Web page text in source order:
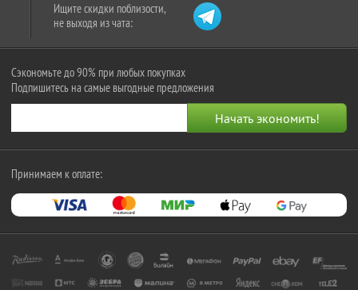
Ищите скидки поблизости,
не выходя из чата:
Сэкономьте до 90% при любых покупках
Подпишитесь на самые выгодные предложения
Принимаем к оплате: